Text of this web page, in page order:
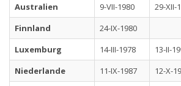
Australien
9-VII-1980 29-XII-
Finnland
24-IX-1980
Luxemburg
14-III-1978 13-II-
Niederlande
11-IX-1987 12-X-